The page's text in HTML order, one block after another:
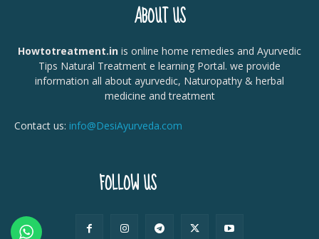
ABOUT US
Howtotreatment.in is online home remedies and Ayurvedic
Tips Natural Treatment e learning Portal. we provide
information all about ayurvedic, Naturopathy & herbal
medicine and treatment
Contact us: info@DesiAyurveda.com
FOLLOW US